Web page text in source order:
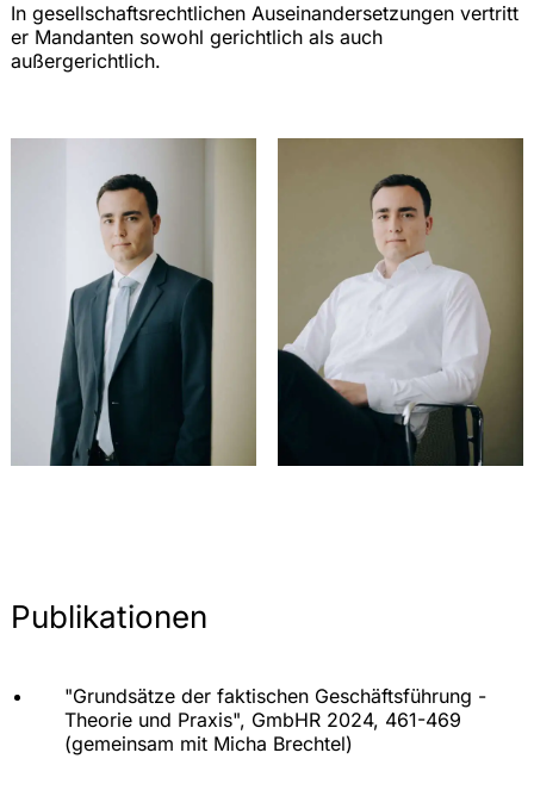
In gesellschaftsrechtlichen Auseinandersetzungen vertritt
er Mandanten sowohl gerichtlich als auch
außergerichtlich.
Publikationen
"Grundsätze der faktischen Geschäftsführung -
Theorie und Praxis", GmbHR 2024, 461-469
(gemeinsam mit Micha Brechtel)